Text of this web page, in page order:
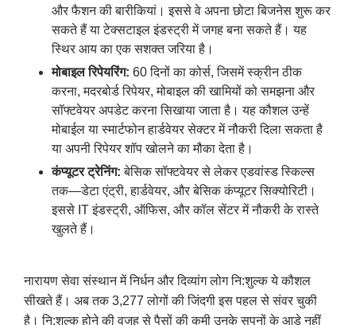
और फैशन की बारीकियां। इससे वे अपना छोटा बिजनेस शुरू कर
सकते हैं या टेक्सटाइल इंडस्ट्री में जगह बना सकते हैं। यह
स्थिर आय का एक सशक्त जरिया है।
मोबाइल रिपेयरिंग: 60 दिनों का कोर्स,जिसमें स्क्रीन ठीक
करना,मदरबोर्ड रिपेयर,मोबाइल की खामियों को समझना और
सॉफ्टवेयर अपडेट करना सिखाया जाता है। यह कौशल उन्हें
मोबाईल या स्मार्टफोन हार्डवेयर सेक्टर में नौकरी दिला सकता है
या अपनी रिपेयर शॉप खोलने का मौका देता है।
कंप्यूटर ट्रेनिंग: बेसिक सॉफ्टवेयर से लेकर एडवांस्ड स्किल्स
तक—डेटा एंट्री,हार्डवेयर, और बेसिक कंप्यूटर सिक्योरिटी।
इससे ITइंडस्ट्री, ऑफिस, और कॉल सेंटर में नौकरी के रास्ते
खुलते हैं।
नारायण सेवा संस्थान में निर्धन और दिव्यांग लोग नि:शुल्क ये कौशल
सीखते हैं। अब तक 3,277 लोगों की जिंदगी इस पहल से संवर चुकी
है। नि:शुल्क होने की वजह से पैसों की कमी उनके सपनों के आड़े नहीं